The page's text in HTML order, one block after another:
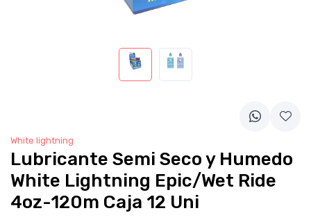
White lightning
Lubricante Semi Seco y Humedo
White Lightning Epic/Wet Ride
4oz-120m Caja 12 Uni